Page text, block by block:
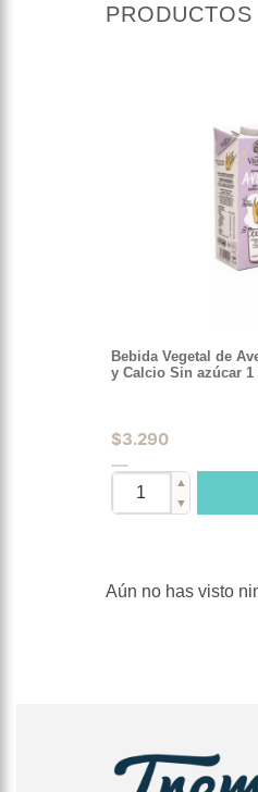
Bebida Vegetal de
y Calcio Sin azúcar
$3.290
▲
▼
Aún no has visto